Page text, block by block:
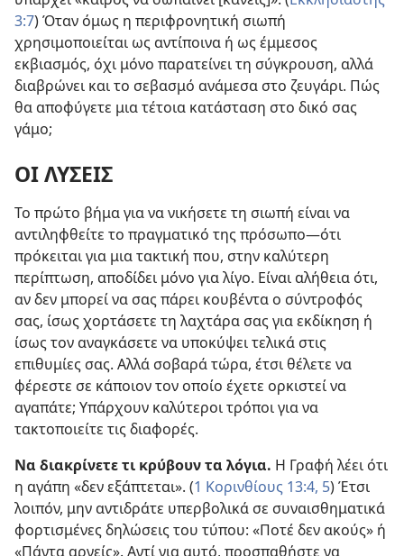
3:7) Όταν όμως η περιφρονητική σιωπή
χρησιμοποιείται ως αντίποινα ή ως έμμεσος
εκβιασμός, όχι μόνο παρατείνει τη σύγκρουση, αλλά
διαβρώνει και το σεβασμό ανάμεσα στο ζευγάρι. Πώς
θα αποφύγετε μια τέτοια κατάσταση στο δικό σας
γάμο;
ΟΙ ΛΥΣΕΙΣ
Το πρώτο βήμα για να νικήσετε τη σιωπή είναι να
αντιληφθείτε το πραγματικό της πρόσωπο—ότι
πρόκειται για μια τακτική που, στην καλύτερη
περίπτωση, αποδίδει μόνο για λίγο. Είναι αλήθεια ότι,
αν δεν μπορεί να σας πάρει κουβέντα ο σύντροφός
σας, ίσως χορτάσετε τη λαχτάρα σας για εκδίκηση ή
ίσως τον αναγκάσετε να υποκύψει τελικά στις
επιθυμίες σας. Αλλά σοβαρά τώρα, έτσι θέλετε να
φέρεστε σε κάποιον τον οποίο έχετε ορκιστεί να
αγαπάτε; Υπάρχουν καλύτεροι τρόποι για να
τακτοποιείτε τις διαφορές.
Να διακρίνετε τι κρύβουν τα λόγια. Η Γραφή λέει ότι
η αγάπη «δεν εξάπτεται». (1 Κορινθίους 13:4, 5) Έτσι
λοιπόν, μην αντιδράτε υπερβολικά σε συναισθηματικά
φορτισμένες δηλώσεις του τύπου: «Ποτέ δεν ακούς» ή
«Πάντα αργείς». Αντί για αυτό, προσπαθήστε να